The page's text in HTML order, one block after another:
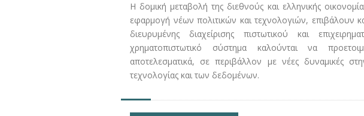
Η δομική μεταβολή της διεθνούς και ελληνικής
εφαρμογή νέων πολιτικών και τεχνολογιών, επιβάλουν
διευρυμένης διαχείρισης πιστωτικού και
χρηματοπιστωτικό σύστημα καλούνται να
αποτελεσματικά, σε περιβάλλον με νέες δυναμικές
τεχνολογίας και των δεδομένων.